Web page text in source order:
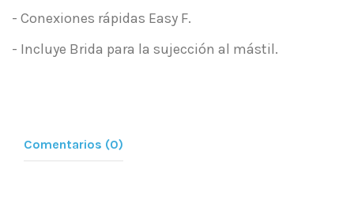
- Conexiones rápidas Easy F.
- Incluye Brida para la sujección al mástil.
Comentarios (0)